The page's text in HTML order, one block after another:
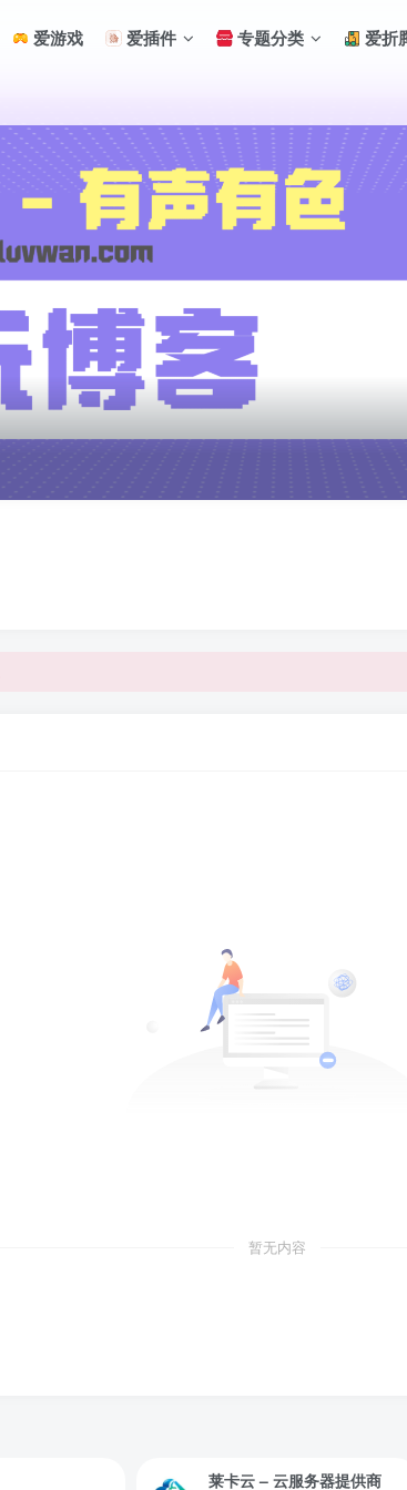
爱游戏 爱插件 专题分类 爱折
暂无内容
莱卡云 – 云服务器提供商